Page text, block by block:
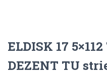
ELDISK 17
DEZENT TU